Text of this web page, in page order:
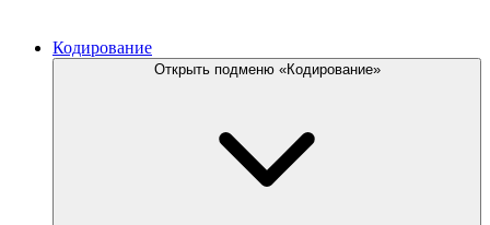
Кодирование
Открыть подменю «Кодирование»